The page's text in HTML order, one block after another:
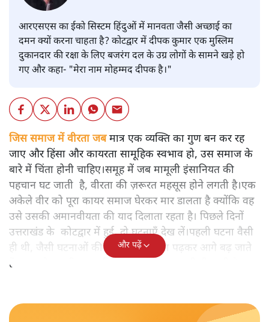
आरएसएस का ईको सिस्टम हिंदुओं में मानवता जैसी अच्छाई का
दमन क्यों करना चाहता है? कोटद्वार में दीपक कुमार एक मुस्लिम
दुकानदार की रक्षा के लिए बजरंग दल के उग्र लोगों के सामने खड़े हो
गए और कहा- "मेरा नाम मोहम्मद दीपक है।"
जिस समाज में वीरता जबमात्र एक व्यक्ति का गुण बन कर रह
जाए और हिंसा और कायरता सामूहिक स्वभाव हो, उस समाज के
बारे में चिंता होनी चाहिए।समूह में जब मामूली इंसानियत की
पहचान घट जाती है, वीरता की ज़रूरत महसूस होने लगती है।एक
अकेले वीर को पूरा कायर समाज घेरकर मार डालता है क्योंकि वह
उसे उसकी अमानवीयता की याद दिलाता रहता है। पिछले दिनों
उत्तराखंड के कोटद्वार में हुई दो घटनाएँ देख लें।पहली घटना वैसी
ही थी, जैसी घटनाओं की खबर हम रोज़ाना पढ़कर आगे बढ़ जाते
हैं।भारत के तक़रीबन हर हिस्से से ऐसी खबर आती ही रहती है।
और पढ़ें